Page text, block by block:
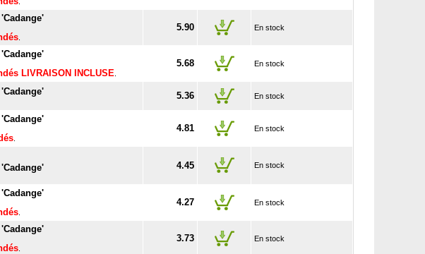
5.90 En stock
LIVRAISON INCLUSE
5.68 En stock
5.36 En stock
4.81 En stock
4.45 En stock
4.27 En stock
3.73 En stock